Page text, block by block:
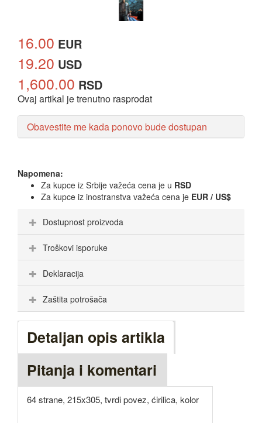
16.00 EUR
19.20 USD
1,600.00 RSD
Ovaj artikal je trenutno rasprodat
Obavestite me kada ponovo bude dostupan
Napomena:
Za kupce iz Srbije važeća cena je u RSD
Za kupce iz inostranstva važeća cena je EUR / US$
Dostupnost proizvoda
Troškovi isporuke
Deklaracija
Zaštita potrošača
Detaljan opis artikla
Pitanja i komentari
64 strane, 215x305, tvrdi povez, ćirilica, kolor